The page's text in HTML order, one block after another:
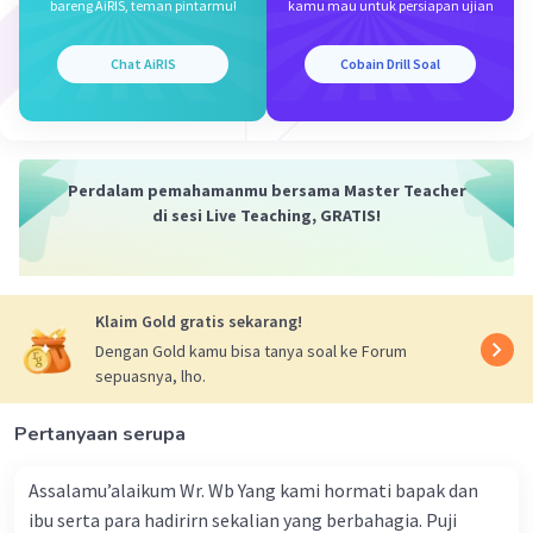
bareng AiRIS, teman pintarmu!
Chat AiRIS
kamu mau untuk persiapan ujian
Cobain Drill Soal
Perdalam pemahamanmu bersama Master Teacher
di sesi Live Teaching, GRATIS!
Klaim Gold gratis sekarang!
Dengan Gold kamu bisa tanya soal ke Forum
sepuasnya, lho.
Pertanyaan serupa
Assalamu’alaikum Wr. Wb Yang kami hormati bapak dan
ibu serta para hadirirn sekalian yang berbahagia. Puji